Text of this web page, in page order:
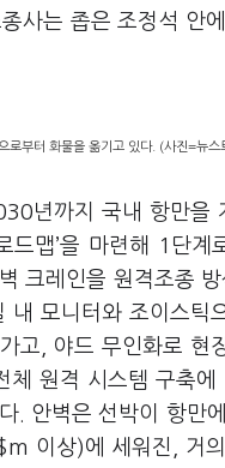
사는 좁은 조정석 안
로부터 화물을 옮기고 있다. (사진=뉴스
년까지 국내 항만을
맵’을 마련해 1단
크레인을 원격조종
모니터와 조이스틱
고, 야드 무인화로 현
원격 시스템 구축에
. 안벽은 선박이 항만
이상)에 세워진, 거